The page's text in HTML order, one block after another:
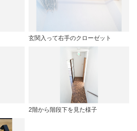
玄関入って右手のクローゼット
2階から階段下を見た様子